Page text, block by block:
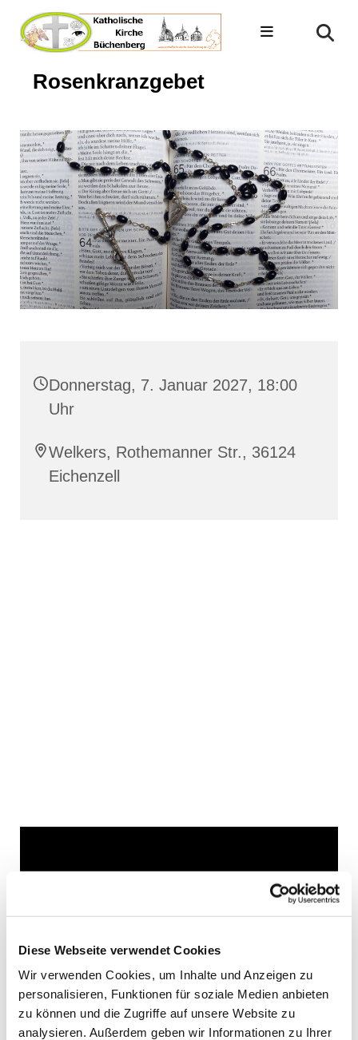
Diese Webseite verwendet Cookies
Wir verwenden Cookies, um Inhalte und Anzeigen zu
personalisieren, Funktionen für soziale Medien anbieten
zu können und die Zugriffe auf unsere Website zu
analysieren. Außerdem geben wir Informationen zu Ihrer
Rosenkranzgebet
Donnerstag, 7. Januar 2027, 18:00
Uhr
Welkers, Rothemanner Str., 36124
Eichenzell
Dies könnte Sie auch